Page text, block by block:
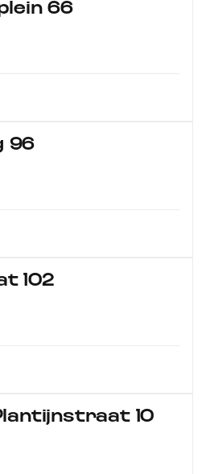
66
96
102
10